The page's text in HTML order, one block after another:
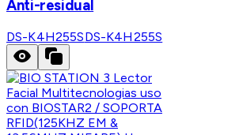
Anti-residual
DS-K4H255SDS-K4H255S